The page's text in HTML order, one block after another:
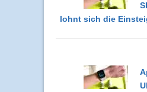
lohnt sich die